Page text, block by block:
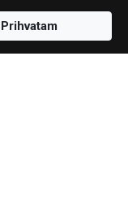
Prihvatam